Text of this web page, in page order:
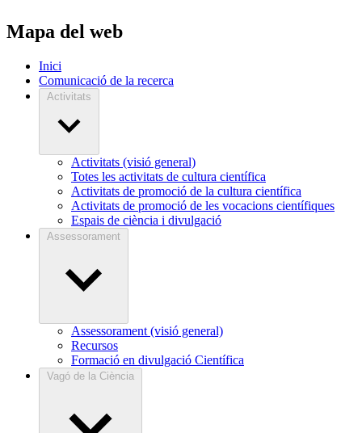
Mapa del web
Inici
Comunicació de la recerca
Activitats
Activitats (visió general)
Totes les activitats de cultura científica
Activitats de promoció de la cultura científica
Activitats de promoció de les vocacions científiques
Espais de ciència i divulgació
Assessorament
Assessorament (visió general)
Recursos
Formació en divulgació Científica
Vagó de la Ciència